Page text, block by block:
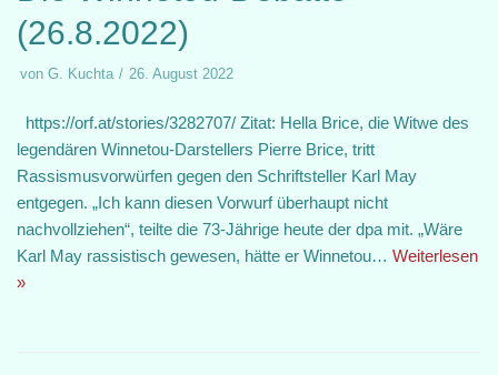
(26.8.2022)
von G. Kuchta 26. August 2022
https://orf.at/stories/3282707/ Zitat: Hella Brice, die Witwe des
legendären Winnetou-Darstellers Pierre Brice, tritt
Rassismusvorwürfen gegen den Schriftsteller Karl May
entgegen. „Ich kann diesen Vorwurf überhaupt nicht
nachvollziehen“, teilte die 73-Jährige heute der dpa mit. „Wäre
Karl May rassistisch gewesen, hätte er Winnetou… Weiterlesen
»